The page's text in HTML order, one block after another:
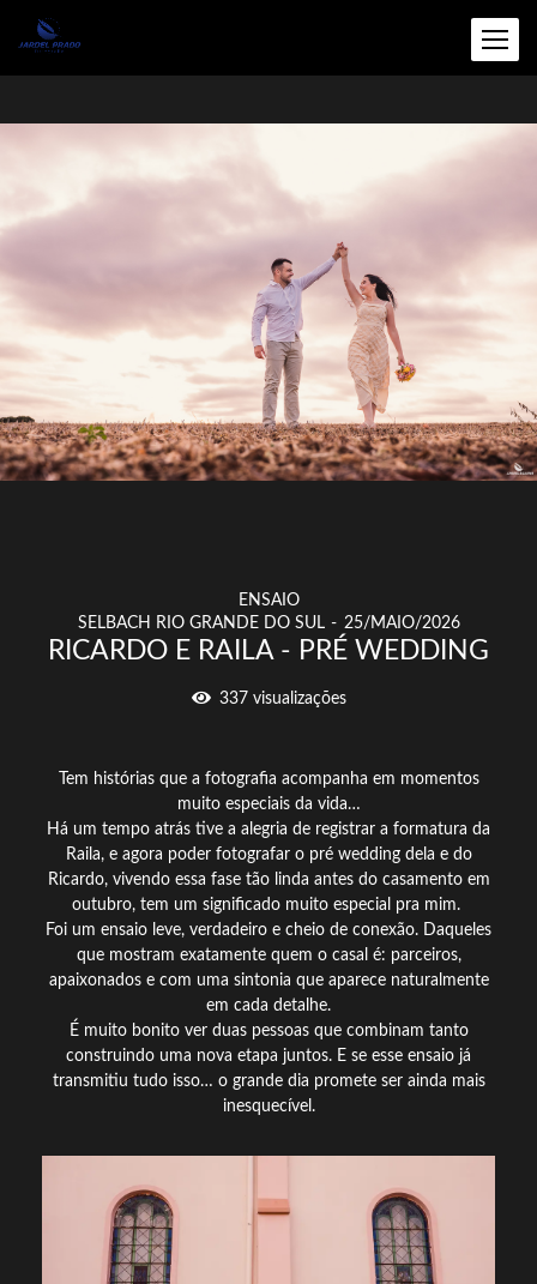
ENSAIO
SELBACH RIO GRANDE DO SUL
25/MAIO/2026
RICARDO E RAILA - PRÉ WEDDING
337 visualizações
Tem histórias que a fotografia acompanha em momentos
muito especiais da vida…
Há um tempo atrás tive a alegria de registrar a formatura da
Raila, e agora poder fotografar o pré wedding dela e do
Ricardo, vivendo essa fase tão linda antes do casamento em
outubro, tem um significado muito especial pra mim.
Foi um ensaio leve, verdadeiro e cheio de conexão. Daqueles
que mostram exatamente quem o casal é: parceiros,
apaixonados e com uma sintonia que aparece naturalmente
em cada detalhe.
É muito bonito ver duas pessoas que combinam tanto
construindo uma nova etapa juntos. E se esse ensaio já
transmitiu tudo isso… o grande dia promete ser ainda mais
inesquecível.